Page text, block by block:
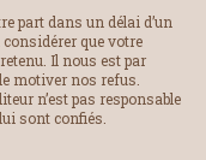
part dans un délai d’un
que votre
Il nous est par
motiver nos refus.
n’est pas responsable
sont confiés.